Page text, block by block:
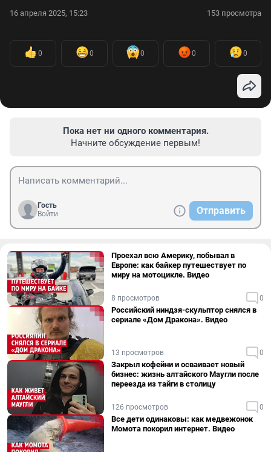
16 апреля 2025, 15:23 153 просмотра
0 0 0 0 0
Пока нет ни одного комментария.
Начните обсуждение первым!
Гость
Войти
Отправить
Проехал всю Америку, побывал в
Европе: как байкер путешествует по
миру на мотоцикле. Видео
8 просмотров 0
Российский ниндзя-скульптор снялся в
сериале «Дом Дракона». Видео
13 просмотров 0
Закрыл кофейни и осваивает новый
бизнес: жизнь алтайского Маугли после
переезда из тайги в столицу
126 просмотров 0
Все дети одинаковы: как медвежонок
Момота покорил интернет. Видео